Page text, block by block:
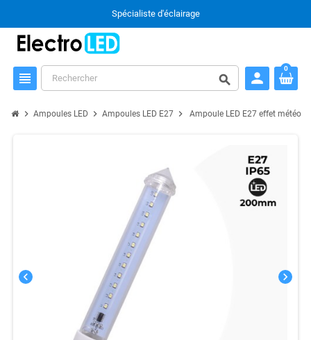
Spécialiste d'éclairage
view_headline search person
0
chevron_right Ampoules LED chevron_right Ampoules LED E27 chevron_right Ampoule LED E27 effet
chevron_left chevron_right